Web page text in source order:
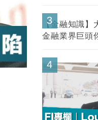
FI專欄｜內幕
「名牌潘」
2